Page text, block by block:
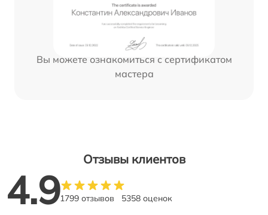
Вы можете ознакомиться с сертификатом
мастера
Отзывы клиентов
4.91799 отзывов 5358 оценок